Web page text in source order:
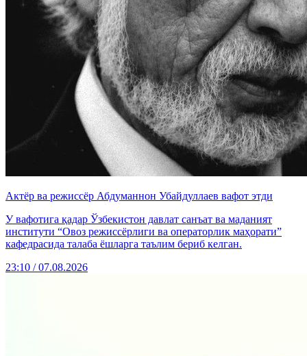
Актёр ва режиссёр Абдуманнон Убайдуллаев вафот этди
У вафотига қадар Ўзбекистон давлат санъат ва маданият
институти “Овоз режиссёрлиги ва операторлик маҳорати”
кафедрасида талаба ёшларга таълим бериб келган.
23:10 / 07.08.2026